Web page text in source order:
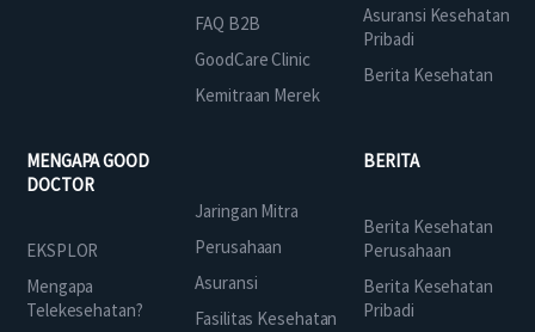
FAQ B2B
GoodCare Clinic
Kemitraan Merek
Asuransi Kesehatan
Pribadi
Berita Kesehatan
MENGAPA GOOD
DOCTOR
EKSPLOR
Mengapa
Telekesehatan?
Jaringan Mitra
Perusahaan
Asuransi
Fasilitas Kesehatan
BERITA
Berita Kesehatan
Perusahaan
Berita Kesehatan
Pribadi